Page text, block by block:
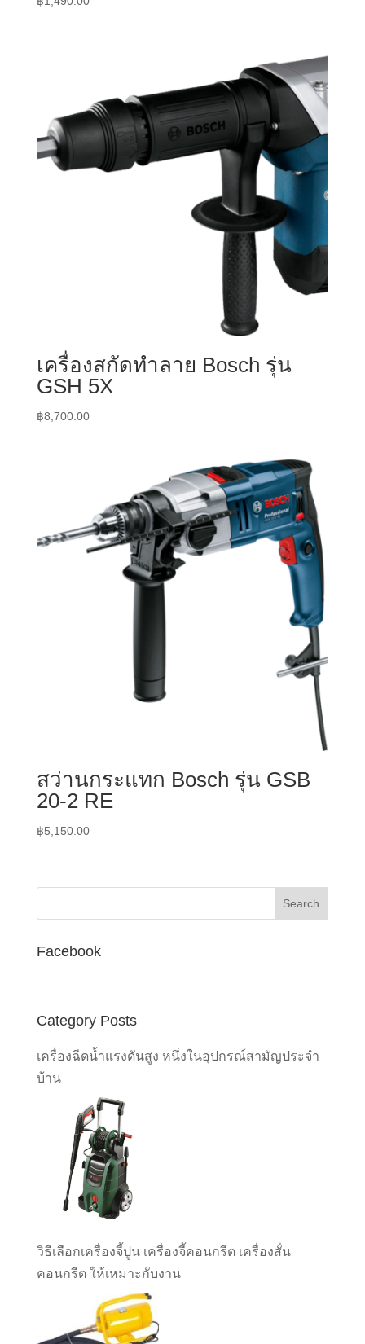
เครื่องสกัดทำลาย Bosch รุ่น
GSH 5X
฿8,700.00
สว่านกระแทก Bosch รุ่น GSB
20-2 RE
฿5,150.00
Facebook
Category Posts
เครื่องฉีดน้ำแรงดันสูง หนึ่งในอุปกรณ์สามัญประจำ
บ้าน
วิธีเลือกเครื่องจี้ปูน เครื่องจี้คอนกรีต เครื่องสั่น
คอนกรีต ให้เหมาะกับงาน